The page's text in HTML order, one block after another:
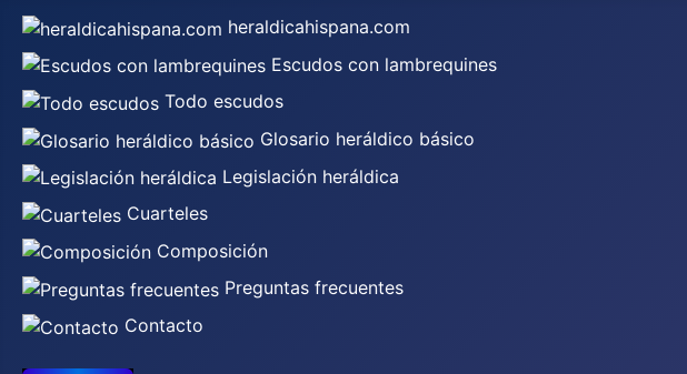
heraldicahispana.com
Escudos con lambrequines
Todo escudos
Glosario heráldico básico
Legislación heráldica
Cuarteles
Composición
Preguntas frecuentes
Contacto